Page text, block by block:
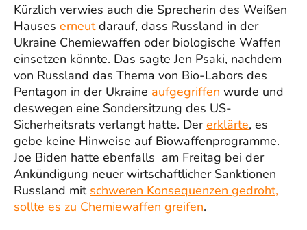
Kürzlich verwies auch die Sprecherin des Weißen
Hauses erneutdarauf, dass Russland in der
Ukraine Chemiewaffen oder biologische Waffen
einsetzen könnte. Das sagte Jen Psaki, nachdem
von Russland das Thema von Bio-Labors des
Pentagon in der Ukraine aufgegriffen wurde und
deswegen eine Sondersitzung des US-
Sicherheitsrats verlangt hatte. Dererklärte, es
gebe keine Hinweise auf Biowaffenprogramme.
Joe Biden hatte ebenfalls am Freitag bei der
Ankündigung neuer wirtschaftlicher Sanktionen
Russland mit schweren Konsequenzen gedroht,
sollte es zu Chemiewaffen greifen.